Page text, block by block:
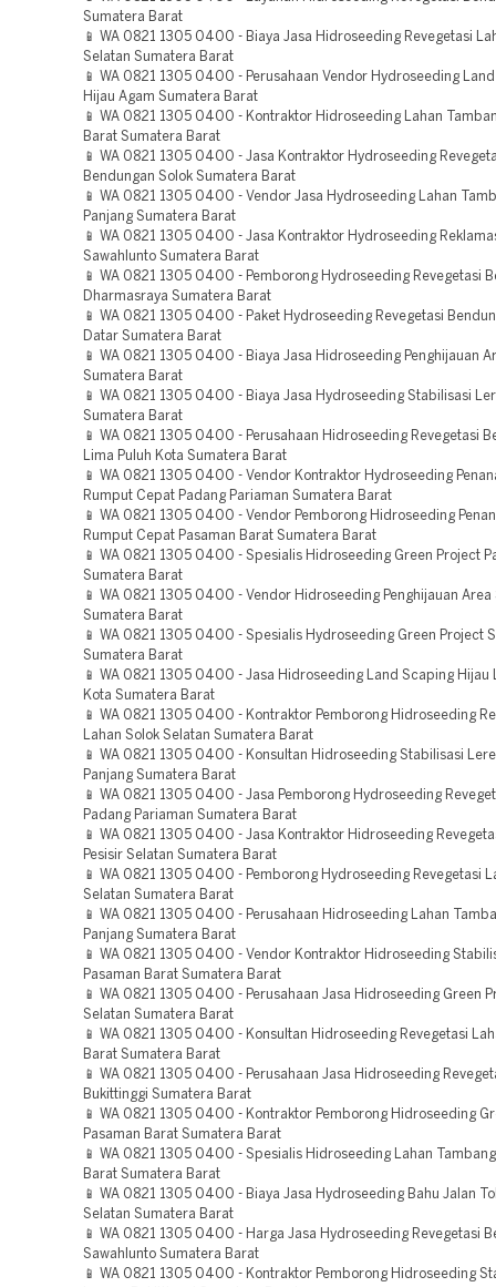
Sumatera Barat
📱 WA 0821 1305 0400 - Biaya Jasa Hidroseeding Revegetasi
Selatan Sumatera Barat
📱 WA 0821 1305 0400 - Perusahaan Vendor Hydroseeding
Hijau Agam Sumatera Barat
📱 WA 0821 1305 0400 - Kontraktor Hidroseeding Lahan
Barat Sumatera Barat
📱 WA 0821 1305 0400 - Jasa Kontraktor Hydroseeding
Bendungan Solok Sumatera Barat
📱 WA 0821 1305 0400 - Vendor Jasa Hydroseeding Lahan
Panjang Sumatera Barat
📱 WA 0821 1305 0400 - Jasa Kontraktor Hydroseeding
Sawahlunto Sumatera Barat
📱 WA 0821 1305 0400 - Pemborong Hydroseeding Revegetasi
Dharmasraya Sumatera Barat
📱 WA 0821 1305 0400 - Paket Hydroseeding Revegetasi
Datar Sumatera Barat
📱 WA 0821 1305 0400 - Biaya Jasa Hidroseeding Penghijauan
Sumatera Barat
📱 WA 0821 1305 0400 - Biaya Jasa Hydroseeding Stabilisasi
Sumatera Barat
📱 WA 0821 1305 0400 - Perusahaan Hidroseeding Revegetasi
Lima Puluh Kota Sumatera Barat
📱 WA 0821 1305 0400 - Vendor Kontraktor Hydroseeding
Rumput Cepat Padang Pariaman Sumatera Barat
📱 WA 0821 1305 0400 - Vendor Pemborong Hidroseeding
Rumput Cepat Pasaman Barat Sumatera Barat
📱 WA 0821 1305 0400 - Spesialis Hidroseeding Green Project
Sumatera Barat
📱 WA 0821 1305 0400 - Vendor Hidroseeding Penghijauan Area
Sumatera Barat
📱 WA 0821 1305 0400 - Spesialis Hydroseeding Green Project
Sumatera Barat
📱 WA 0821 1305 0400 - Jasa Hidroseeding Land Scaping Hijau
Kota Sumatera Barat
📱 WA 0821 1305 0400 - Kontraktor Pemborong Hidroseeding
Lahan Solok Selatan Sumatera Barat
📱 WA 0821 1305 0400 - Konsultan Hidroseeding Stabilisasi
Panjang Sumatera Barat
📱 WA 0821 1305 0400 - Jasa Pemborong Hydroseeding
Padang Pariaman Sumatera Barat
📱 WA 0821 1305 0400 - Jasa Kontraktor Hidroseeding
Pesisir Selatan Sumatera Barat
📱 WA 0821 1305 0400 - Pemborong Hydroseeding Revegetasi
Selatan Sumatera Barat
📱 WA 0821 1305 0400 - Perusahaan Hidroseeding Lahan
Panjang Sumatera Barat
📱 WA 0821 1305 0400 - Vendor Kontraktor Hidroseeding
Pasaman Barat Sumatera Barat
📱 WA 0821 1305 0400 - Perusahaan Jasa Hidroseeding Green
Selatan Sumatera Barat
📱 WA 0821 1305 0400 - Konsultan Hidroseeding Revegetasi
Barat Sumatera Barat
📱 WA 0821 1305 0400 - Perusahaan Jasa Hidroseeding
Bukittinggi Sumatera Barat
📱 WA 0821 1305 0400 - Kontraktor Pemborong Hidroseeding
Pasaman Barat Sumatera Barat
📱 WA 0821 1305 0400 - Spesialis Hidroseeding Lahan
Barat Sumatera Barat
📱 WA 0821 1305 0400 - Biaya Jasa Hydroseeding Bahu Jalan
Selatan Sumatera Barat
📱 WA 0821 1305 0400 - Harga Jasa Hydroseeding Revegetasi
Sawahlunto Sumatera Barat
📱 WA 0821 1305 0400 - Kontraktor Pemborong Hidroseeding